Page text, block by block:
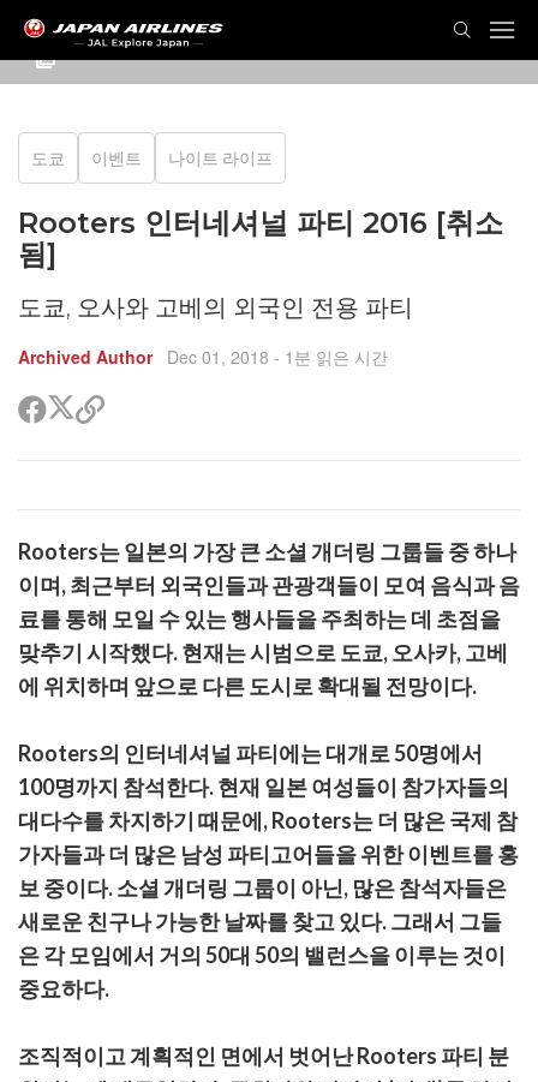
도쿄 이벤트 나이트 라이프
Rooters 인터네셔널 파티 2016 [취소
됨]
도쿄, 오사와 고베의 외국인 전용 파티
Archived Author Dec 01, 2018 - 1분 읽은 시간
페
트
위
공
사
Rooters는 일본의 가장 큰 소셜 개더링 그룹들 중 하나
이며, 최근부터 외국인들과 관광객들이 모여 음식과 음
료를 통해 모일 수 있는 행사들을 주최하는 데 초점을
맞추기 시작했다. 현재는 시범으로 도쿄, 오사카, 고베
에 위치하며 앞으로 다른 도시로 확대될 전망이다.
Rooters의 인터네셔널 파티에는 대개로 50명에서
100명까지 참석한다. 현재 일본 여성들이 참가자들의
대다수를 차지하기 때문에, Rooters는 더 많은 국제 참
가자들과 더 많은 남성 파티고어들을 위한 이벤트를 홍
보 중이다. 소셜 개더링 그룹이 아닌, 많은 참석자들은
새로운 친구나 가능한 날짜를 찾고 있다. 그래서 그들
은 각 모임에서 거의 50대 50의 밸런스을 이루는 것이
중요하다.
조직적이고 계획적인 면에서 벗어난 Rooters 파티 분